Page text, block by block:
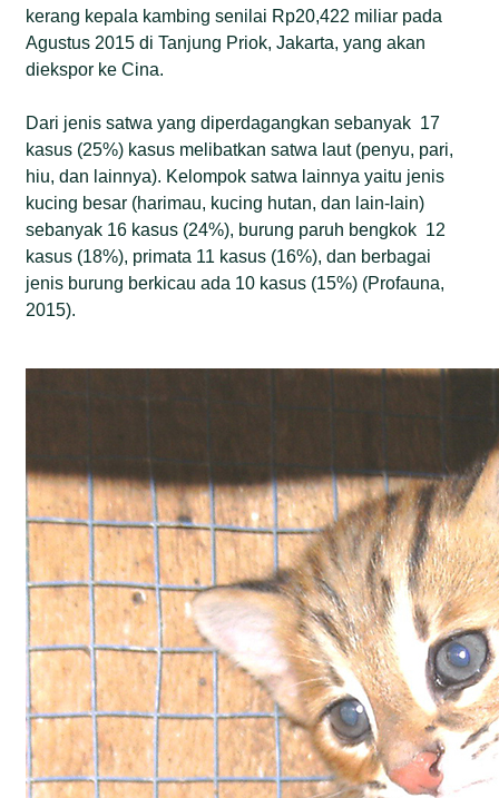
kerang kepala kambing senilai Rp20,422 miliar pada
Agustus 2015 di Tanjung Priok, Jakarta, yang akan
diekspor ke Cina.
Dari jenis satwa yang diperdagangkan sebanyak 17
kasus (25%) kasus melibatkan satwa laut (penyu, pari,
hiu, dan lainnya). Kelompok satwa lainnya yaitu jenis
kucing besar (harimau, kucing hutan, dan lain-lain)
sebanyak 16 kasus (24%), burung paruh bengkok 12
kasus (18%), primata 11 kasus (16%), dan berbagai
jenis burung berkicau ada 10 kasus (15%) (Profauna,
2015).